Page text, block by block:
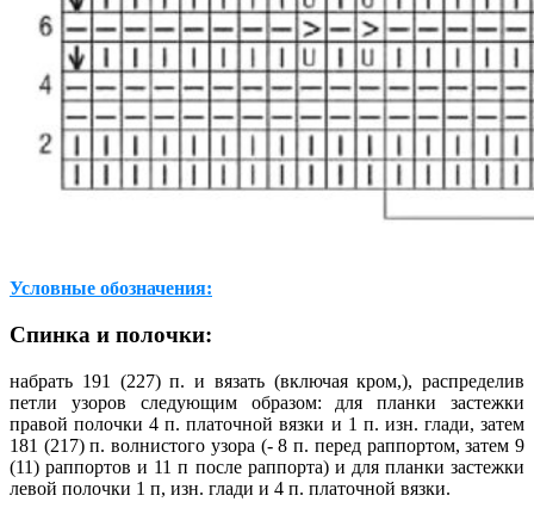
Условные обозначения:
Спинка и полочки:
набрать 191 (227) п. и вязать (включая кром,), распределив
петли узоров следующим образом: для планки застежки
правой полочки 4 п. платочной вязки и 1 п. изн. глади, затем
181 (217) п. волнистого узора (- 8 п. перед раппортом, затем 9
(11) раппортов и 11 п после раппорта) и для планки застежки
левой полочки 1 п, изн. глади и 4 п. платочной вязки.